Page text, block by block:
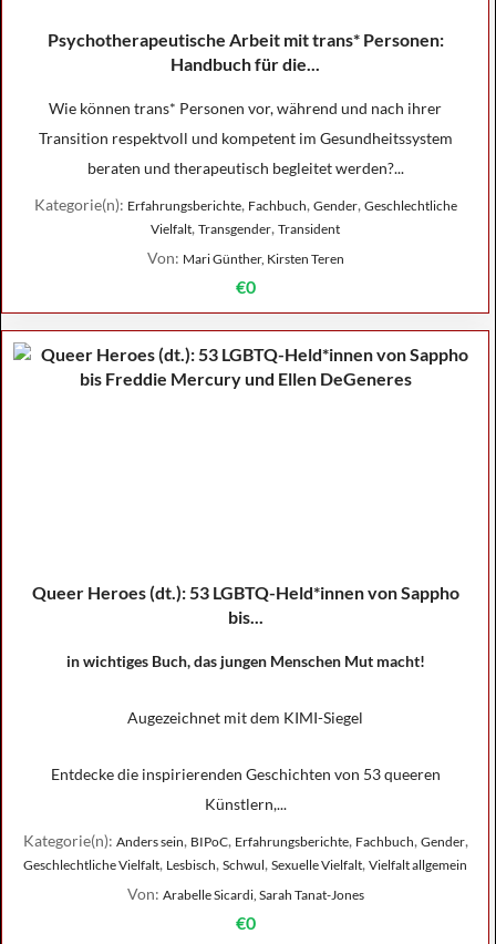
Psychotherapeutische Arbeit mit trans* Personen:
Handbuch für die...
Wie können trans* Personen vor, während und nach ihrer
Transition respektvoll und kompetent im Gesundheitssystem
beraten und therapeutisch begleitet werden?...
Kategorie(n): Erfahrungsberichte, Fachbuch, Gender, Geschlechtliche
Vielfalt, Transgender, Transident
Von: Mari Günther, Kirsten Teren
€0
Queer Heroes (dt.): 53 LGBTQ-Held*innen von Sappho
bis...
in wichtiges Buch, das jungen Menschen Mut macht!
Augezeichnet mit dem KIMI-Siegel
Entdecke die inspirierenden Geschichten von 53 queeren
Künstlern,...
Kategorie(n): Anders sein, BIPoC, Erfahrungsberichte, Fachbuch, Gender,
Geschlechtliche Vielfalt, Lesbisch, Schwul, Sexuelle Vielfalt, Vielfalt allgemein
Von: Arabelle Sicardi, Sarah Tanat-Jones
€0